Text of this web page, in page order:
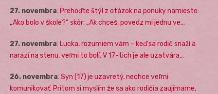
27. novembra: Prehoďte štýl z otázok na ponuky namiesto:
„Ako bolo v škole?“ skôr: „Ak chceš, povedz mi jednu ve...
27. novembra: Lucka, rozumiem vám – keď sa rodič snaží a
narazí na stenu, veľmi to bolí. V 17-tich je ale uzatvára...
26. novembra: Syn (17) je uzavretý, nechce veľmi
komunikovať. Pritom si myslím že sa ako rodičia zaujímame,